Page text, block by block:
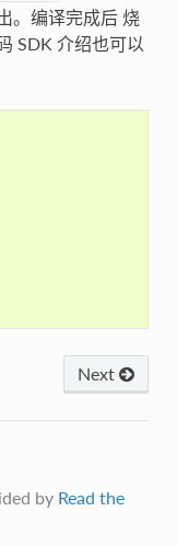
。编译完成后 烧
SDK 介绍也可以
Next
by Read the